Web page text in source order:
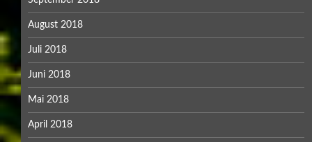
August 2018
Juli 2018
Juni 2018
Mai 2018
April 2018